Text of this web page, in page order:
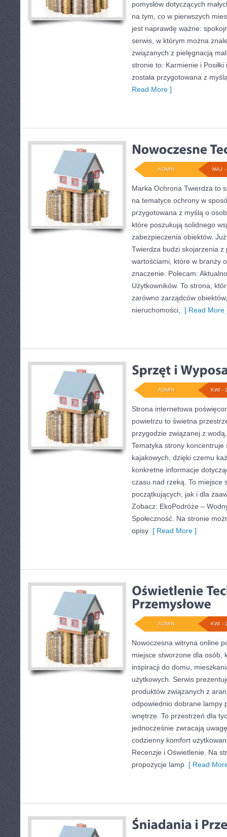
pomysłów dotyczących
na tym, co w pierwszych
jest naprawdę ważne:
serwis, w którym można
związanych z pielęgnacją
stronie to: Karmienie i
została przygotowana z
Read More ]
MAJ -
ADMIN
Marka Ochrona Twierdza to
na tematyce ochrony w
przygotowana z myślą o
które poszukują solidnego
zabezpieczenia obiektów.
Twierdza budzi skojarzenia z
wartościami, które w branży
znaczenie. Polecam:
Użytkowników. To strona,
zarówno zarządców
nieruchomości,
[ Read More
KWI -
ADMIN
Strona internetowa
powietrzu to świetna
przygodzie związanej z
Tematyka strony koncentruje
kajakowych, dzięki czemu
konkretne informacje
czasu nad rzeką. To miejsce
początkujących, jak i dla
Zobacz: EkoPodróże –
Społeczność. Na stronie
opisy [ Read More ]
KWI -
ADMIN
Nowoczesna witryna online
miejsce stworzone dla osób,
inspiracji do domu,
użytkowych. Serwis
produktów związanych z
odpowiednio dobrane lampy
wnętrze. To przestrzeń dla
jednocześnie zwracają
codzienny komfort
Recenzje i Oświetlenie. Na
propozycje lamp [ Read